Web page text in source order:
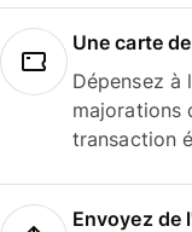
Une carte
Dépensez à
majorations
transaction
Envoyez de